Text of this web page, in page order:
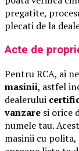
pregatite,
plecati de la
Acte de
Pentru RCA, ai
masinii, astfel
dealerului
vanzare si orice
numele tau.
masinii cu